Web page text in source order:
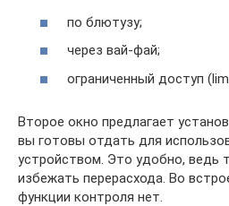
по блютузу;
через вай-фай;
ограниченный доступ
Второе окно предлагает
вы готовы отдать для
устройством. Это удобно, ведь
избежать перерасхода. Во
функции контроля нет.